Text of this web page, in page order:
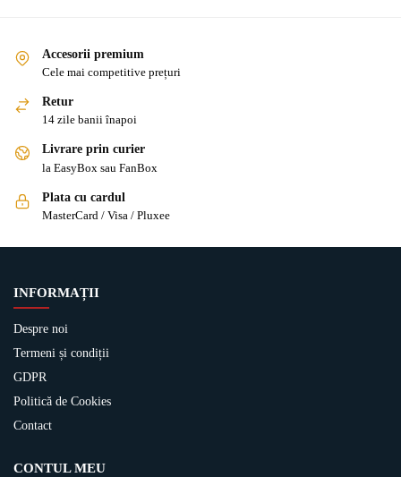
Accesorii premium
Cele mai competitive prețuri
Retur
14 zile banii înapoi
Livrare prin curier
la EasyBox sau FanBox
Plata cu cardul
MasterCard / Visa / Pluxee
INFORMAȚII
Despre noi
Termeni și condiții
GDPR
Politică de Cookies
Contact
CONTUL MEU